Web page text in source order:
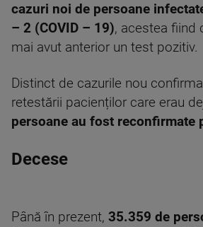
cazuri noi de persoane
– 2 (COVID – 19), acestea fiind
mai avut anterior un test pozitiv.
Distinct de cazurile nou
retestării pacienților care erau
persoane au fost reconfirmate
Decese
Până în prezent, 35.359 de